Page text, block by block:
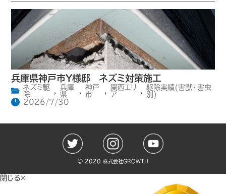
兵庫県神戸市Y様邸 ネズミ対策施工
ネズミ駆
除
,
兵庫
県
,
神戸
市
,
関西エリ
ア
,
駆除実績(害獣・害虫
別)
2026/7/30
©️ 2020 株式会社GROWTH
閉じる×